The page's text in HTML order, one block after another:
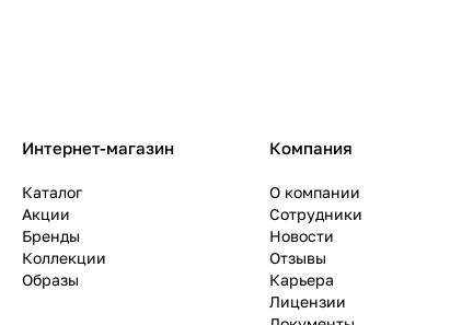
Интернет-магазин
Каталог
Акции
Бренды
Коллекции
Образы
Компания
О компании
Сотрудники
Новости
Отзывы
Карьера
Лицензии